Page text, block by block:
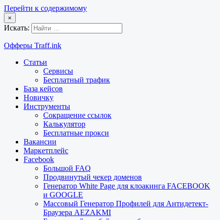
Перейти к содержимому
×
Искать:
Офферы Traff.ink
Статьи
Сервисы
Бесплатный трафик
База кейсов
Новичку
Инструменты
Сокращение ссылок
Калькулятор
Бесплатные прокси
Вакансии
Маркетплейс
Facebook
Большой FAQ
Продвинутый чекер доменов
Генератор White Page для клоакинга FACEBOOK
и GOOGLE
Массовый Генератор Профилей для Антидетект-
Браузера AEZAKMI